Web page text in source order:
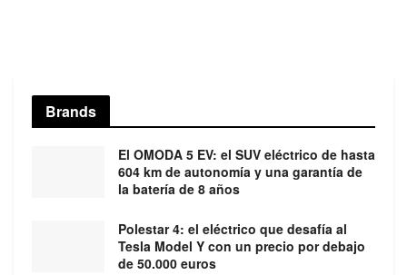
Brands
El OMODA 5 EV: el SUV eléctrico de hasta
604 km de autonomía y una garantía de
la batería de 8 años
Polestar 4: el eléctrico que desafía al
Tesla Model Y con un precio por debajo
de 50.000 euros